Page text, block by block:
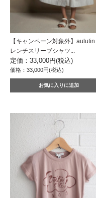
【キャンペーン対象外】
レンチスリーブシャツ...
定価：33,000円(税込)
価格：33,000円(税込)